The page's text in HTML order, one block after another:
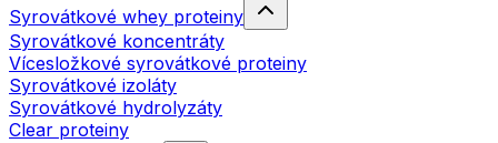
Syrovátkové whey proteiny
Syrovátkové koncentráty
Vícesložkové syrovátkové proteiny
Syrovátkové izoláty
Syrovátkové hydrolyzáty
Clear proteiny